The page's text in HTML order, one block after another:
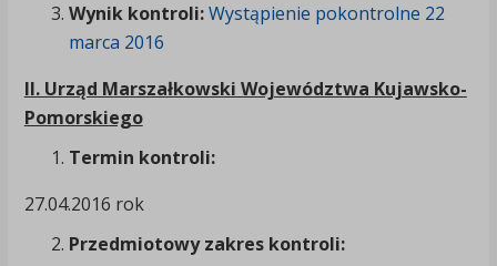
Wynik kontroli:Wystąpienie pokontrolne 22
marca 2016
II. Urząd Marszałkowski Województwa Kujawsko-
Pomorskiego
Termin kontroli:
27.04.2016 rok
Przedmiotowy zakres kontroli: